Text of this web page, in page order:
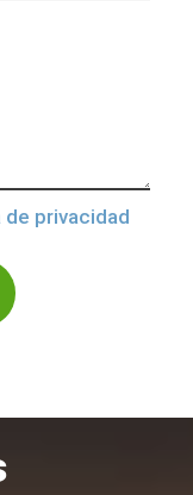
privacidad